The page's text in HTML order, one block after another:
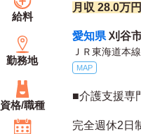
給料
月収 28.0万
勤務地
愛知県 刈谷
ＪＲ東海道本
MAP
資格/職種
■介護支援専
完全週休2日